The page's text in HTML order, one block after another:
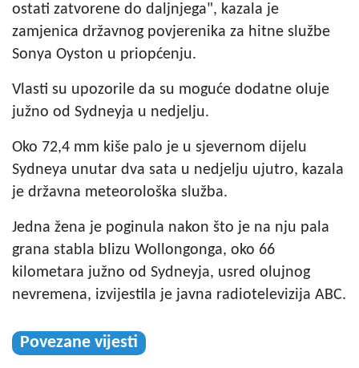
ostati zatvorene do daljnjega", kazala je
zamjenica državnog povjerenika za hitne službe
Sonya Oyston u priopćenju.
Vlasti su upozorile da su moguće dodatne oluje
južno od Sydneyja u nedjelju.
Oko 72,4 mm kiše palo je u sjevernom dijelu
Sydneya unutar dva sata u nedjelju ujutro, kazala
je državna meteorološka služba.
Jedna žena je poginula nakon što je na nju pala
grana stabla blizu Wollongonga, oko 66
kilometara južno od Sydneyja, usred olujnog
nevremena, izvijestila je javna radiotelevizija ABC.
Povezane vijesti